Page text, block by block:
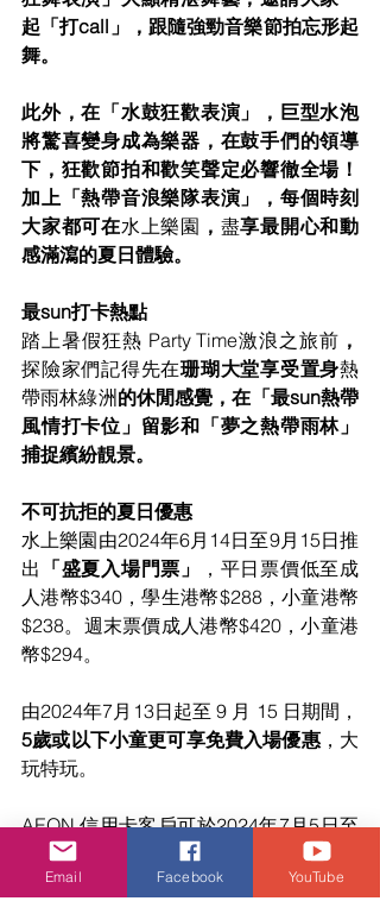
起「打call」，跟隨強勁音樂節拍忘形起
舞。
此外，在「水鼓狂歡表演」，巨型水泡
將驚喜變身成為樂器，在鼓手們的領導
下，狂歡節拍和歡笑聲定必響徹全場！
加上「熱帶音浪樂隊表演」，每個時刻
大家都可在水上樂園 ， 盡享最開心和動
感滿瀉的夏日體驗。
最sun打卡熱點
踏上暑假狂熱 Party Time激浪之旅前 ，
探險家們記得先在珊瑚大堂享受置身熱
帶雨林綠洲 的休閒感覺，在「最sun熱帶
風情打卡位」留影和「夢之熱帶雨林」
捕捉繽紛靚景。
不可抗拒的夏日優惠
水上樂園由2024年6月14日至9月15日推
出 「盛夏入場門票」
，平日票價低至成
人港幣$340，學生港幣$288，小童港幣
$238。週末票價成人港幣$420，小童港
幣$294。
由2024年7月13日起至 9 月 15 日期間，
5歲或以下小童更可享免費入場優惠，大
玩特玩。
AEON 信用卡客戶可於2024年7月5日至
8月31日期間專享額外九折優惠，立即把
握機會，為今個夏日締造難忘回憶！
Email Facebook YouTube